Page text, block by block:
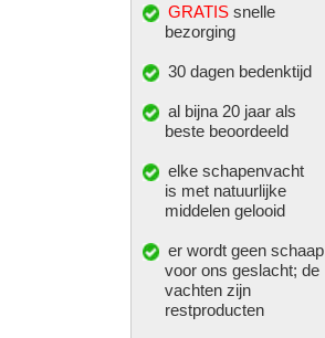
GRATIS snelle
bezorging
30 dagen bedenktijd
al bijna 20 jaar als
beste beoordeeld
elke schapenvacht
is met natuurlijke
middelen gelooid
er wordt geen schaap
voor ons geslacht; de
vachten zijn
restproducten